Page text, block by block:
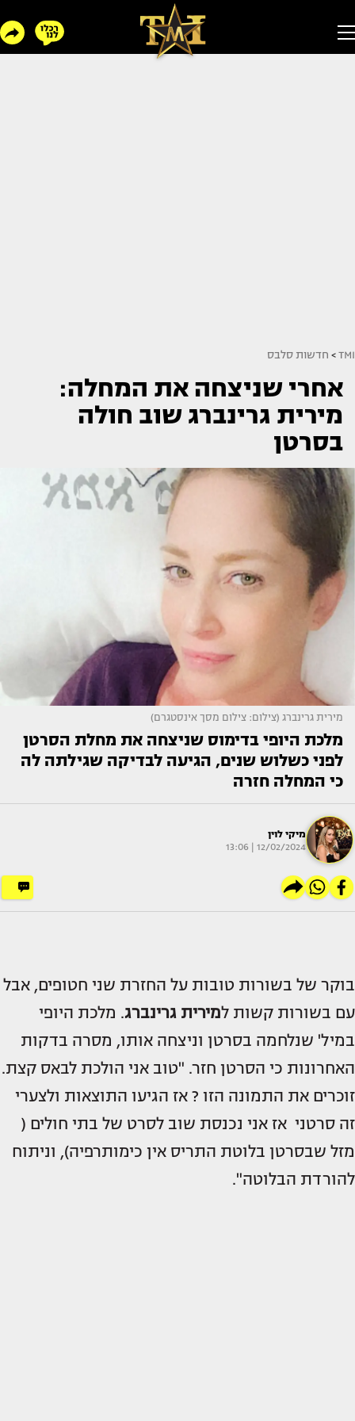
TMI
> חדשות סלבס
אחרי שניצחה את המחלה:
מירית גרינברג שוב חולה
בסרטן
מירית גרינברג (צילום: צילום מסך אינסטגרם)
מלכת היופי בדימוס שניצחה את מחלת הסרטן
לפני כשלוש שנים, הגיעה לבדיקה שגילתה לה
כי המחלה חזרה
מיקי לוין
12/02/2024 | 13:06
בוקר של בשורות טובות על החזרת שני חטופים, אבל
עם בשורות קשות למירית גרינברג. מלכת היופי
במיל' שנלחמה בסרטן וניצחה אותו, מסרה בדקות
האחרונות כי הסרטן חזר. "טוב אני הולכת לבאס קצת.
זוכרים את התמונה הזו ? אז הגיעו התוצאות ולצערי
זה סרטני אז אני נכנסת שוב לסרט של בתי חולים (
מזל שבסרטן בלוטת התריס אין כימותרפיה), וניתוח
להורדת הבלוטה".